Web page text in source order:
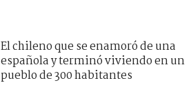
El chileno que se enamoró de una
española y terminó viviendo en un
pueblo de 300 habitantes